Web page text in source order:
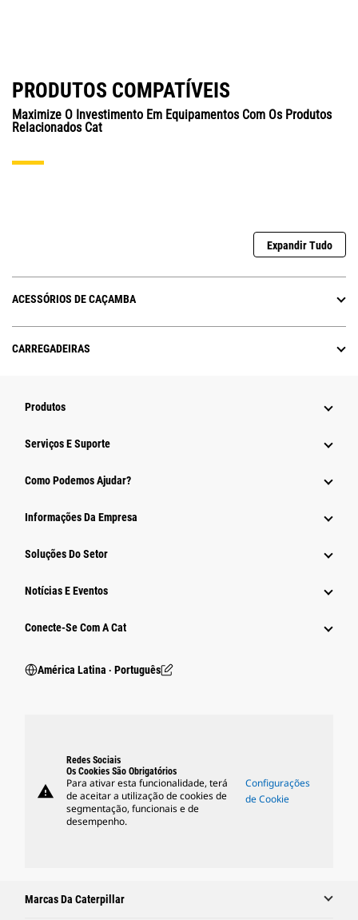
PRODUTOS COMPATÍVEIS
Maximize O Investimento Em Equipamentos Com Os Produtos
Relacionados Cat
Expandir Tudo
ACESSÓRIOS DE CAÇAMBA
CARREGADEIRAS
Produtos
Serviços E Suporte
Como Podemos Ajudar?
Informações Da Empresa
Soluções Do Setor
Notícias E Eventos
Conecte-Se Com A Cat
América Latina ‧ Português
warning
Redes Sociais
Os Cookies São Obrigatórios
Para ativar esta funcionalidade, terá
de aceitar a utilização de cookies de
segmentação, funcionais e de
desempenho.
Configurações
de Cookie
Marcas Da Caterpillar